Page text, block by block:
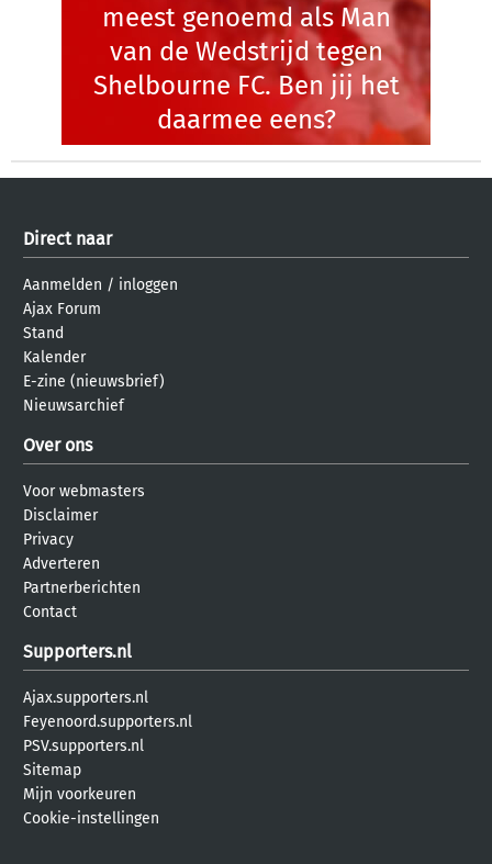
meest genoemd als Man
van de Wedstrijd tegen
Shelbourne FC. Ben jij het
daarmee eens?
Direct naar
Aanmelden / inloggen
Ajax Forum
Stand
Kalender
E-zine (nieuwsbrief)
Nieuwsarchief
Over ons
Voor webmasters
Disclaimer
Privacy
Adverteren
Partnerberichten
Contact
Supporters.nl
Ajax.supporters.nl
Feyenoord.supporters.nl
PSV.supporters.nl
Sitemap
Mijn voorkeuren
Cookie-instellingen